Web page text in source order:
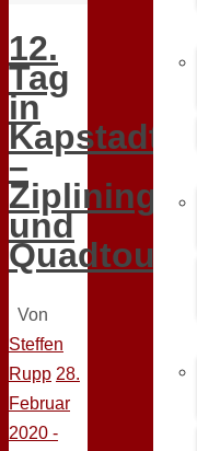
12.
Tag
in
Kapstadt
–
Ziplining
und
Quadtour
Von
Steffen
Rupp 28.
Februar
2020 -